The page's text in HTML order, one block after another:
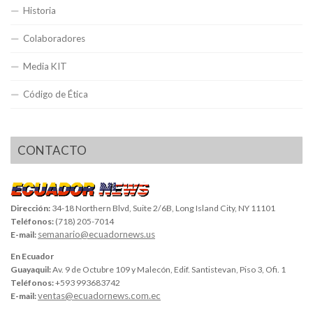
Historia
Colaboradores
Media KIT
Código de Ética
CONTACTO
Dirección: 34-18 Northern Blvd, Suite 2/6B, Long Island City, NY 11101
Teléfonos: (718) 205-7014
E-mail: semanario@ecuadornews.us
En Ecuador
Guayaquil:Av. 9 de Octubre 109 y Malecón, Edif. Santistevan, Piso 3, Ofi. 1
Teléfonos:+593 993683742
E-mail:ventas@ecuadornews.com.ec